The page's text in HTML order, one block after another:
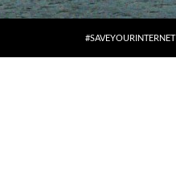
#SAVEYOURINTERNET